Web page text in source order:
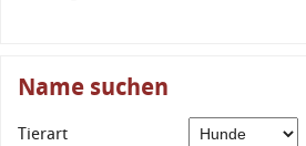
Name suchen
Tierart